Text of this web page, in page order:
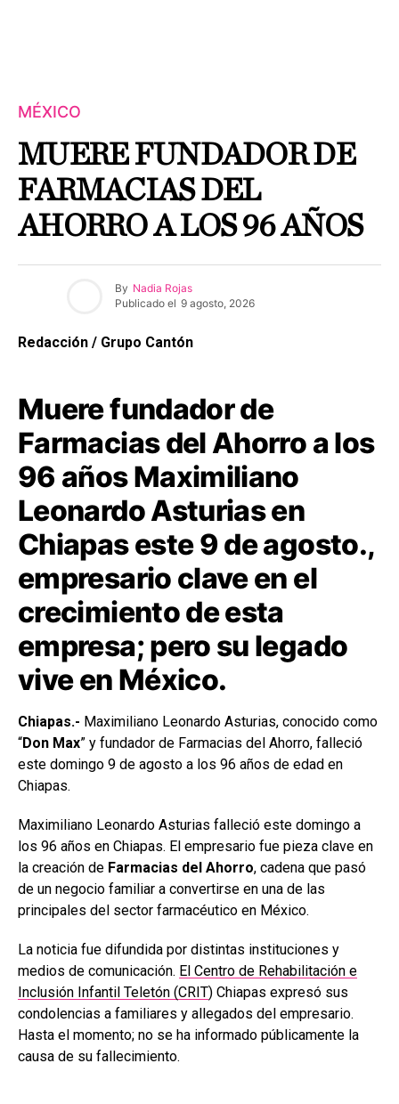
MÉXICO
MUERE FUNDADOR DE
FARMACIAS DEL
AHORRO A LOS 96 AÑOS
By Nadia Rojas
Publicado el 9 agosto, 2026
Redacción / Grupo Cantón
Muere fundador de
Farmacias del Ahorro a los
96 años Maximiliano
Leonardo Asturias en
Chiapas este 9 de agosto.,
empresario clave en el
crecimiento de esta
empresa; pero su legado
vive en México.
Chiapas.- Maximiliano Leonardo Asturias, conocido como
“Don Max” y fundador de Farmacias del Ahorro, falleció
este domingo 9 de agosto a los 96 años de edad en
Chiapas.
Maximiliano Leonardo Asturias falleció este domingo a
los 96 años en Chiapas. El empresario fue pieza clave en
la creación de Farmacias del Ahorro, cadena que pasó
de un negocio familiar a convertirse en una de las
principales del sector farmacéutico en México.
La noticia fue difundida por distintas instituciones y
medios de comunicación. El Centro de Rehabilitación e
Inclusión Infantil Teletón (CRIT) Chiapas expresó sus
condolencias a familiares y allegados del empresario.
Hasta el momento; no se ha informado públicamente la
causa de su fallecimiento.